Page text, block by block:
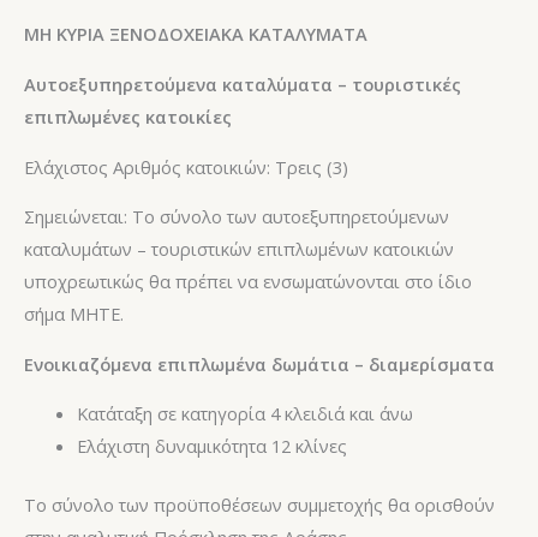
ΜΗ ΚΥΡΙΑ ΞΕΝΟΔΟΧΕΙΑΚΑ ΚΑΤΑΛΥΜΑΤΑ
Αυτοεξυπηρετούμενα καταλύματα – τουριστικές
επιπλωμένες κατοικίες
Ελάχιστος Αριθμός κατοικιών: Τρεις (3)
Σημειώνεται: Το σύνολο των αυτοεξυπηρετούμενων
καταλυμάτων – τουριστικών επιπλωμένων κατοικιών
υποχρεωτικώς θα πρέπει να ενσωματώνονται στο ίδιο
σήμα MHTE.
Ενοικιαζόμενα επιπλωμένα δωμάτια – διαμερίσματα
Κατάταξη σε κατηγορία 4 κλειδιά και άνω
Ελάχιστη δυναμικότητα 12 κλίνες
Το σύνολο των προϋποθέσεων συμμετοχής θα ορισθούν